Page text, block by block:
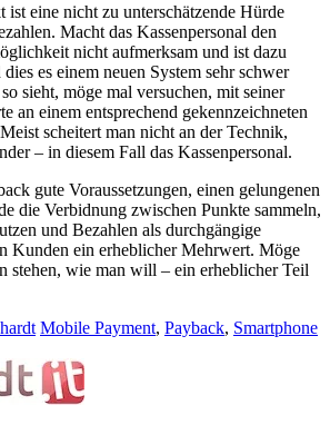
ist eine nicht zu unterschätzende Hürde
Macht das Kassenpersonal den
nicht aufmerksam und ist dazu
es einem neuen System sehr schwer
sieht, möge mal versuchen, mit seiner
an einem entsprechend gekennzeichneten
scheitert man nicht an der Technik,
– in diesem Fall das Kassenpersonal.
gute Voraussetzungen, einen gelungenen
die Verbidnung zwischen Punkte sammeln,
und Bezahlen als durchgängige
Kunden ein erheblicher Mehrwert. Möge
stehen, wie man will – ein erheblicher Teil
Mobile Payment, Payback, Smartphone